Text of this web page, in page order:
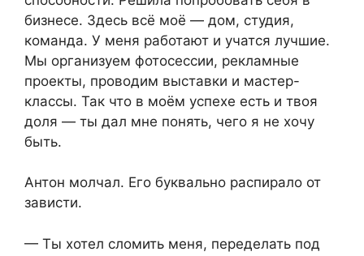
бизнесе. Здесь всё моё — дом, студия,
команда. У меня работают и учатся лучшие.
Мы организуем фотосессии, рекламные
проекты, проводим выставки и мастер-
классы. Так что в моём успехе есть и твоя
доля — ты дал мне понять, чего я не хочу
быть.
Антон молчал. Его буквально распирало от
зависти.
— Ты хотел сломить меня, переделать под